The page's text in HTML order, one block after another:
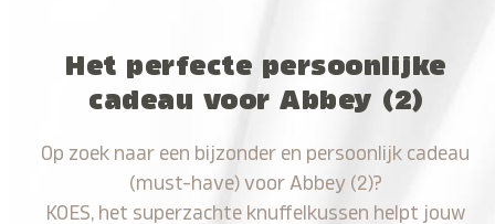
Het perfecte persoonlijke
cadeau voor Abbey (2)
Op zoek naar een bijzonder en persoonlijk cadeau
(must-have) voor Abbey (2)?
KOES, het superzachte knuffelkussen helpt jouw